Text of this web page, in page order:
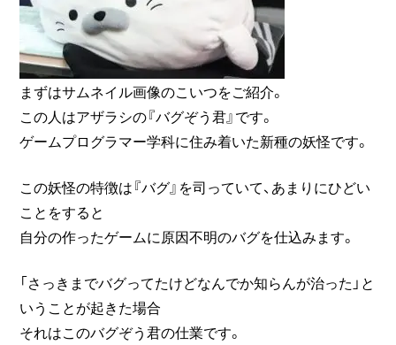
まずはサムネイル画像のこいつをご紹介。
この人はアザラシの『バグぞう君』です。
ゲームプログラマー学科に住み着いた新種の妖怪です。
この妖怪の特徴は『バグ』を司っていて、あまりにひどい
ことをすると
自分の作ったゲームに原因不明のバグを仕込みます。
「さっきまでバグってたけどなんでか知らんが治った」と
いうことが起きた場合
それはこのバグぞう君の仕業です。